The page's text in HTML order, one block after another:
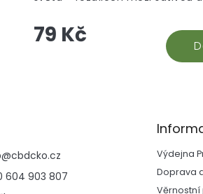
79 Kč
Sativa: základní taxonomie a
Hvězdou čísla je CBG –
budoucnosti, jehož léčebný
kanabigerol. Pěstitelé ocení
text o tvarování konopí,
vaporizéru Crafty+ V2 a
unikátní studii o konopí v
@cbdcko.cz
604 903 807
Výdejna
Doprava